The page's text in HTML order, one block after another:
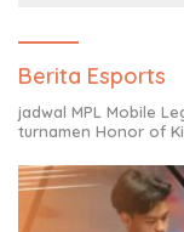
Berita Esports
jadwal MPL Mobile
turnamen Honor of